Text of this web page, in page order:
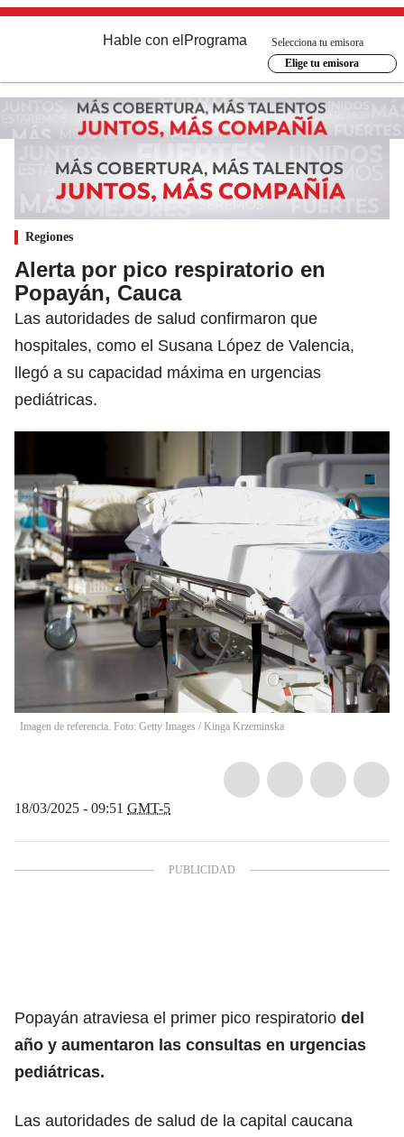
Hable con el Programa
Selecciona tu emisora
Elige tu emisora
Regiones
Alerta por pico respiratorio en
Popayán, Cauca
Las autoridades de salud confirmaron que
hospitales, como el Susana López de Valencia,
llegó a su capacidad máxima en urgencias
pediátricas.
Imagen de referencia. Foto: Getty Images / Kinga Krzeminska
18/03/2025 - 09:51 GMT-5
Popayán atraviesa el primer pico respiratorio del
año y aumentaron las consultas en urgencias
pediátricas.
Las autoridades de salud de la capital caucana